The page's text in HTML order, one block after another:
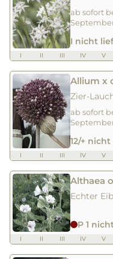
ab sofort
I nicht
I II III IV V
Allium x
Zier-
ab sofort
12/+
I II III IV V
Althaea
Echter
P 1
I II III IV V